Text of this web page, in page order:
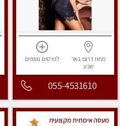
מחוז דרום באר
שבע
לפרטים נוספים
055-4531610
מעסה איכותית מקצועית